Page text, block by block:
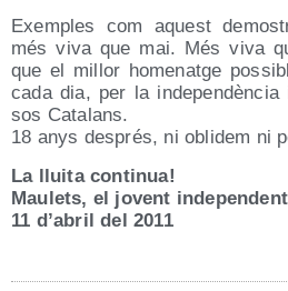
Exem­ples com aquest
més viva que mai. Més viva
que el millor home­nat­ge
cada dia, per la
sos Catalans.
18 anys des­prés, ni obli­dem ni
La llui­ta continua!
Mau­lets, el jovent
11 d’a­bril del 2011